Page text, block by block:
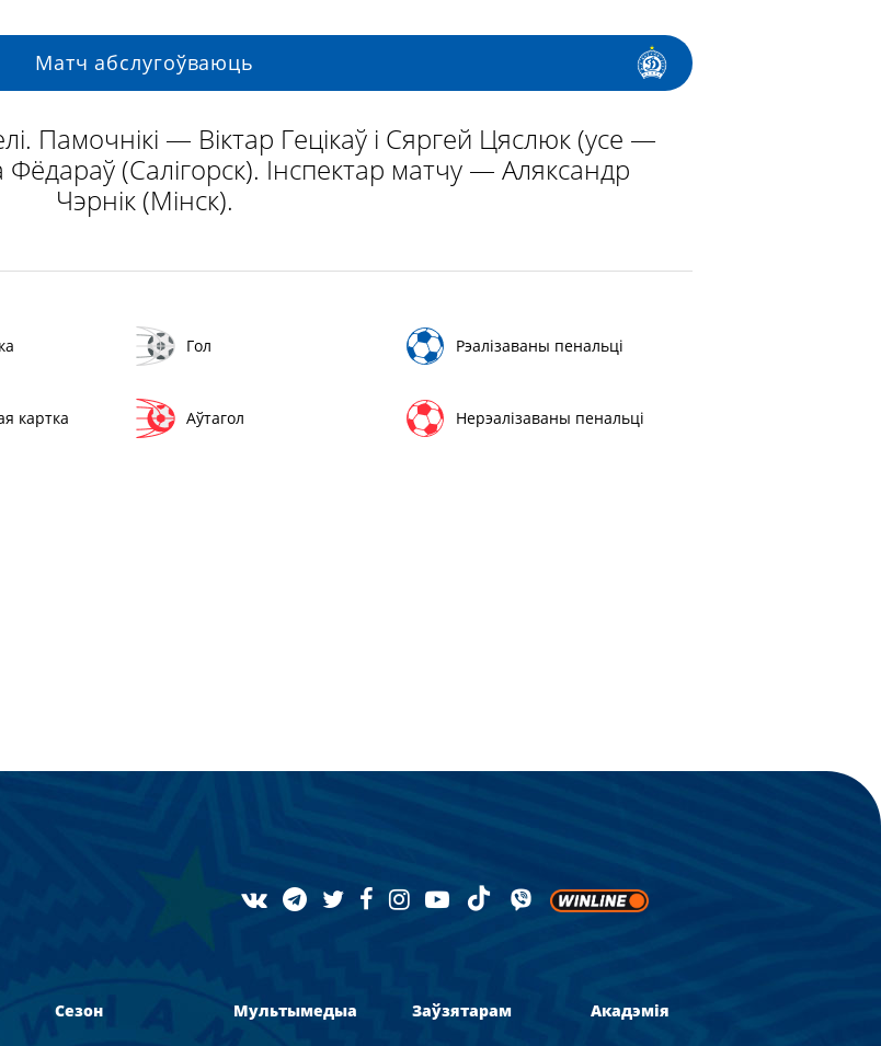
Матч абслугоўваюць
Памочнікі — Віктар Гецікаў і Сяргей Цяслюк (усе —
(Салігорск). Інспектар матчу — Аляксандр
Чэрнік (Мінск).
Гол Рэалізаваны пенальці
картка Аўтагол Нерэалізаваны пенальці
Сезон Мультымедыа Заўзятарам Акадэмія